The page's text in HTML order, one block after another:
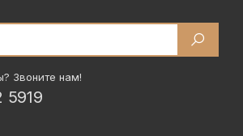
Звоните нам!
5919